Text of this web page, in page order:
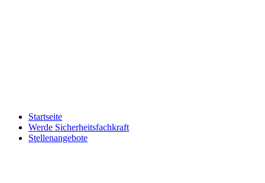
Startseite
Werde Sicherheitsfachkraft
Stellenangebote